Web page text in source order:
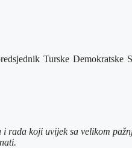
Turske
rada koji uvijek sa velikom